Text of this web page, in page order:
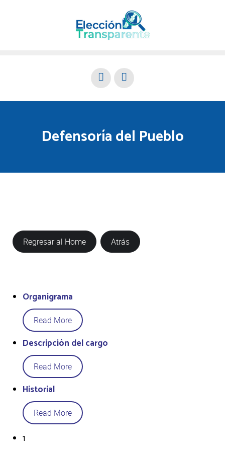
Defensoría del Pueblo
Regresar al Home Atrás
Organigrama
Read More
Descripción del cargo
Read More
Historial
Read More
1